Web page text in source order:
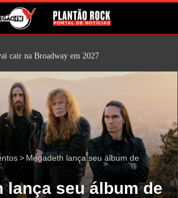
cair na Broadway em 2027
> Megadeth lança seu álbum de
lança seu álbum de